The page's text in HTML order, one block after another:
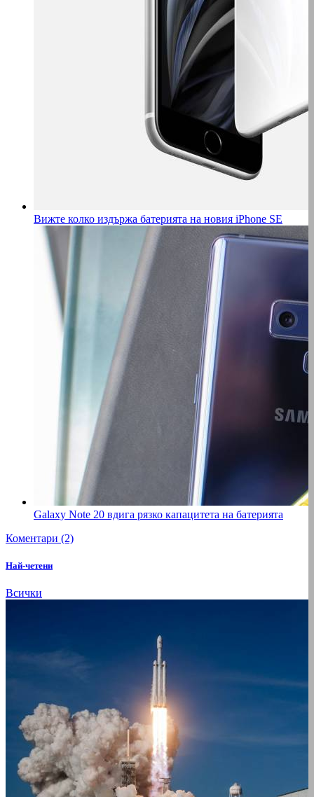
Вижте колко издържа батерията на новия iPhone SE
Galaxy Note 20 вдига рязко капацитета на батерията
Коментари (2)
Най-четени
Всички